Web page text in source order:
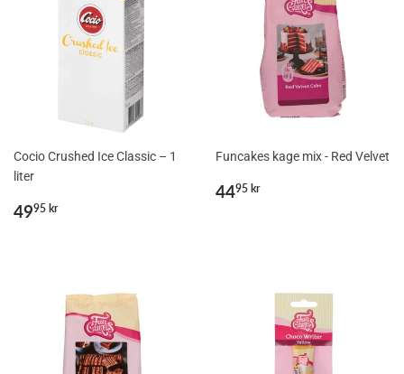
Cocio Crushed Ice Classic – 1
liter
Normalpris
4995 kr49,95
Funcakes kage mix - Red Velvet
Normalpris
4495 kr44,95